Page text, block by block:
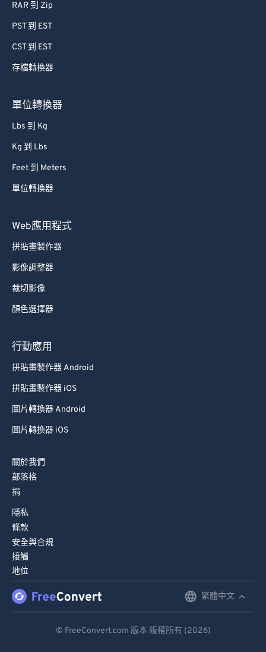
RAR 到 Zip
PST 到 EST
CST 到 EST
存檔轉換器
單位轉換器
Lbs 到 Kg
Kg 到 Lbs
Feet 到 Meters
單位轉換器
Web應用程式
拼貼畫製作器
影像調整器
裁切影像
顏色選擇器
行動應用
拼貼畫製作器 Android
拼貼畫製作器 iOS
圖片轉換器 Android
圖片轉換器 iOS
關於我們
部落格
捐
隱私
條款
安全與合規
接觸
地位
繁體中文
© FreeConvert.com 版本 版權所有 (2026)